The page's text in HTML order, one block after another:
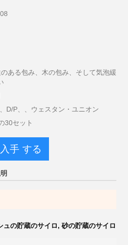
ある包み、木の包み、そして気泡緩
D/P、、ウェスタン・ユニオン
30セット
手 する
ュの貯蔵のサイロ, 砂の貯蔵のサイロ